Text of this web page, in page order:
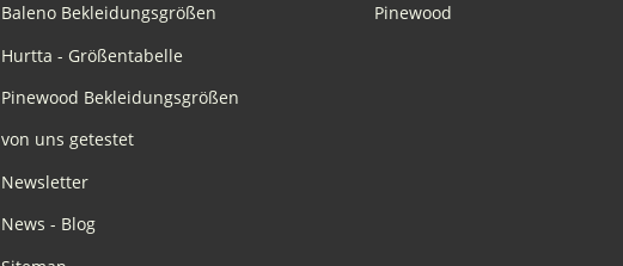
Baleno Bekleidungsgrößen
Hurtta - Größentabelle
Pinewood Bekleidungsgrößen
von uns getestet
Newsletter
News - Blog
Pinewood